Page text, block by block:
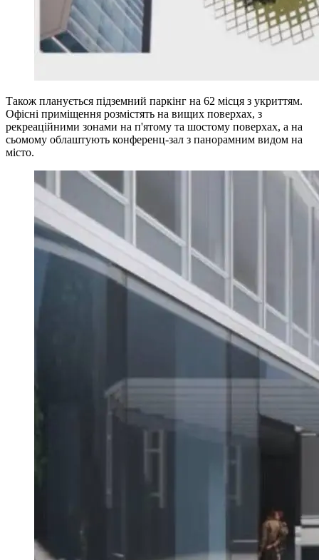
Також планується підземний паркінг на 62 місця з укриттям.
Офісні приміщення розмістять на вищих поверхах, з
рекреаційними зонами на п'ятому та шостому поверхах, а на
сьомому облаштують конференц-зал з панорамним видом на
місто.